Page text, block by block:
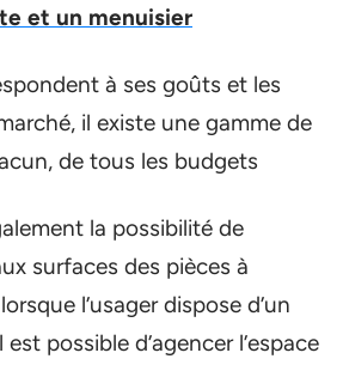
et un menuisier
à ses goûts et les
il existe une gamme de
de tous les budgets
la possibilité de
surfaces des pièces à
l’usager dispose d’un
possible d’agencer l’espace